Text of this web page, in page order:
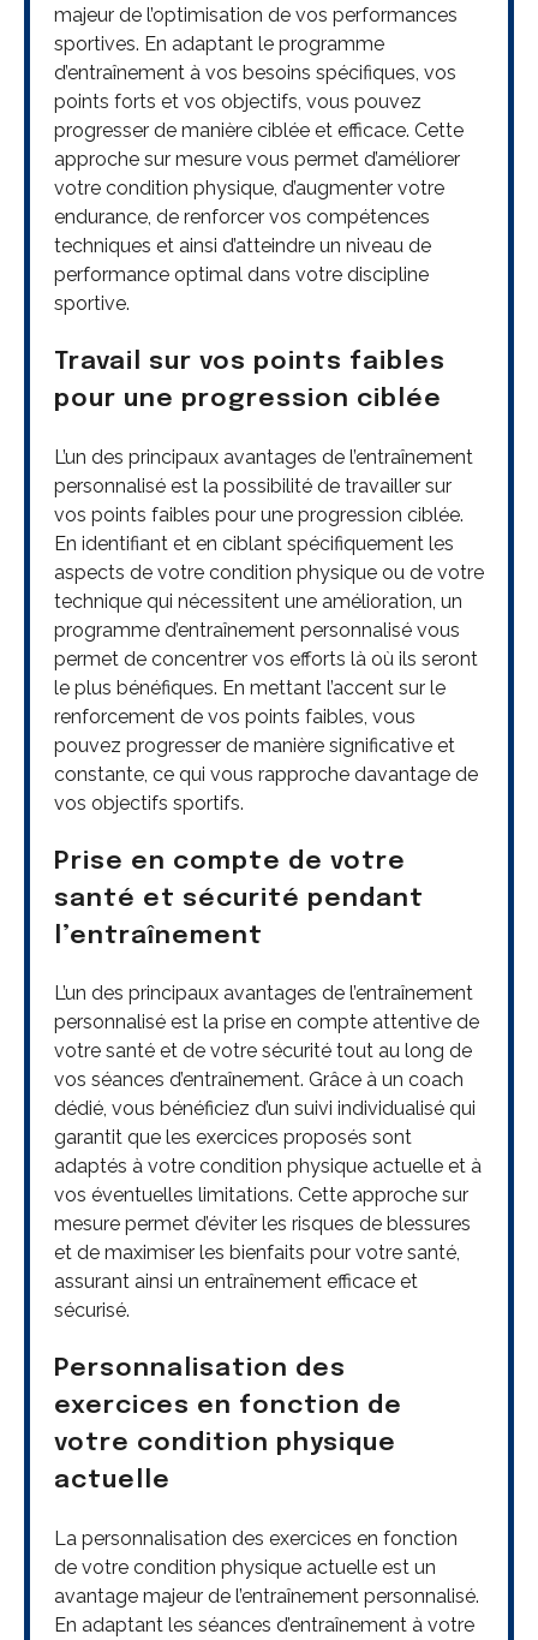
majeur de l’optimisation de vos performances
sportives. En adaptant le programme
d’entraînement à vos besoins spécifiques, vos
points forts et vos objectifs, vous pouvez
progresser de manière ciblée et efficace. Cette
approche sur mesure vous permet d’améliorer
votre condition physique, d’augmenter votre
endurance, de renforcer vos compétences
techniques et ainsi d’atteindre un niveau de
performance optimal dans votre discipline
sportive.
Travail sur vos points faibles
pour une progression ciblée
L’un des principaux avantages de l’entraînement
personnalisé est la possibilité de travailler sur
vos points faibles pour une progression ciblée.
En identifiant et en ciblant spécifiquement les
aspects de votre condition physique ou de votre
technique qui nécessitent une amélioration, un
programme d’entraînement personnalisé vous
permet de concentrer vos efforts là où ils seront
le plus bénéfiques. En mettant l’accent sur le
renforcement de vos points faibles, vous
pouvez progresser de manière significative et
constante, ce qui vous rapproche davantage de
vos objectifs sportifs.
Prise en compte de votre
santé et sécurité pendant
l’entraînement
L’un des principaux avantages de l’entraînement
personnalisé est la prise en compte attentive de
votre santé et de votre sécurité tout au long de
vos séances d’entraînement. Grâce à un coach
dédié, vous bénéficiez d’un suivi individualisé qui
garantit que les exercices proposés sont
adaptés à votre condition physique actuelle et à
vos éventuelles limitations. Cette approche sur
mesure permet d’éviter les risques de blessures
et de maximiser les bienfaits pour votre santé,
assurant ainsi un entraînement efficace et
sécurisé.
Personnalisation des
exercices en fonction de
votre condition physique
actuelle
La personnalisation des exercices en fonction
de votre condition physique actuelle est un
avantage majeur de l’entraînement personnalisé.
En adaptant les séances d’entraînement à votre